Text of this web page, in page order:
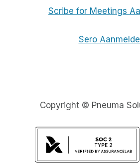
Scribe for Meetings
Sero
Copyright © Pneuma